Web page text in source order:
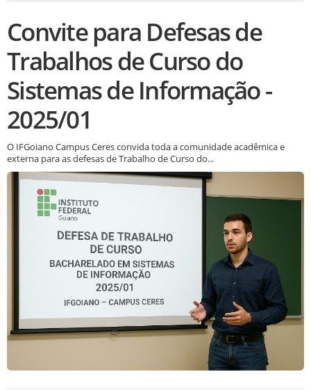
Convite para Defesas de
Trabalhos de Curso do
Sistemas de Informação -
2025/01
O IFGoiano Campus Ceres convida toda a comunidade acadêmica e
externa para as defesas de Trabalho de Curso do...